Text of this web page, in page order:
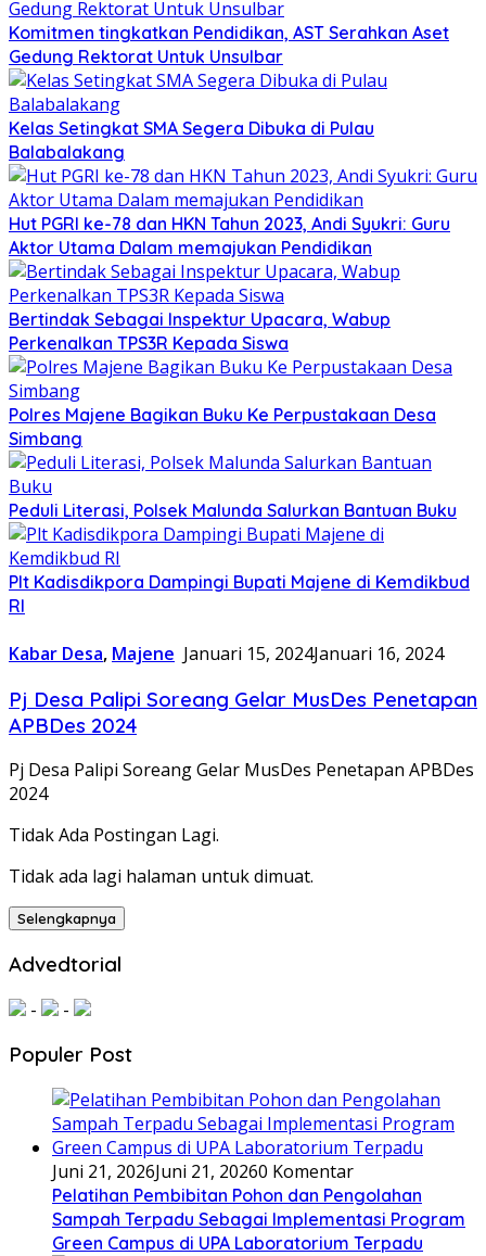
Komitmen tingkatkan Pendidikan, AST Serahkan Aset
Gedung Rektorat Untuk Unsulbar
Kelas Setingkat SMA Segera Dibuka di Pulau
Balabalakang
Hut PGRI ke-78 dan HKN Tahun 2023, Andi Syukri: Guru
Aktor Utama Dalam memajukan Pendidikan
Bertindak Sebagai Inspektur Upacara, Wabup
Perkenalkan TPS3R Kepada Siswa
Polres Majene Bagikan Buku Ke Perpustakaan Desa
Simbang
Peduli Literasi, Polsek Malunda Salurkan Bantuan Buku
Plt Kadisdikpora Dampingi Bupati Majene di Kemdikbud
RI
Kabar Desa, Majene Januari 15, 2024Januari 16, 2024
Pj Desa Palipi Soreang Gelar MusDes Penetapan
APBDes 2024
Pj Desa Palipi Soreang Gelar MusDes Penetapan APBDes
2024
Tidak Ada Postingan Lagi.
Tidak ada lagi halaman untuk dimuat.
Selengkapnya
Advedtorial
- -
Populer Post
Juni 21, 2026Juni 21, 20260 Komentar
Pelatihan Pembibitan Pohon dan Pengolahan
Sampah Terpadu Sebagai Implementasi Program
Green Campus di UPA Laboratorium Terpadu